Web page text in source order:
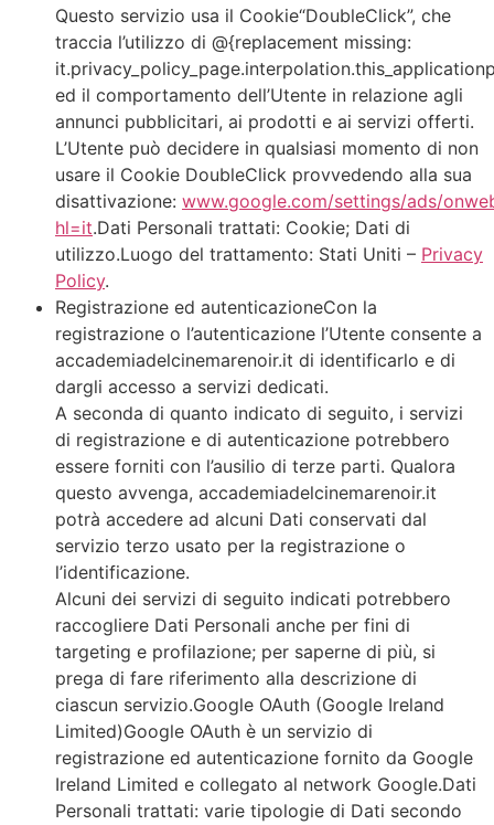
Questo servizio usa il Cookie“DoubleClick”, che
traccia l’utilizzo di @{replacement missing:
ed il comportamento dell’Utente in relazione agli
annunci pubblicitari, ai prodotti e ai servizi offerti.
L’Utente può decidere in qualsiasi momento di non
usare il Cookie DoubleClick provvedendo alla sua
disattivazione: www.google.com/settings/ads/
hl=it.Dati Personali trattati: Cookie; Dati di
utilizzo.Luogo del trattamento: Stati Uniti – Privacy
Policy.
Registrazione ed autenticazioneCon la
registrazione o l’autenticazione l’Utente consente a
accademiadelcinemarenoir.it di identificarlo e di
dargli accesso a servizi dedicati.
A seconda di quanto indicato di seguito, i servizi
di registrazione e di autenticazione potrebbero
essere forniti con l’ausilio di terze parti. Qualora
questo avvenga, accademiadelcinemarenoir.it
potrà accedere ad alcuni Dati conservati dal
servizio terzo usato per la registrazione o
l’identificazione.
Alcuni dei servizi di seguito indicati potrebbero
raccogliere Dati Personali anche per fini di
targeting e profilazione; per saperne di più, si
prega di fare riferimento alla descrizione di
ciascun servizio.Google OAuth (Google Ireland
Limited)Google OAuth è un servizio di
registrazione ed autenticazione fornito da Google
Ireland Limited e collegato al network Google.Dati
Personali trattati: varie tipologie di Dati secondo